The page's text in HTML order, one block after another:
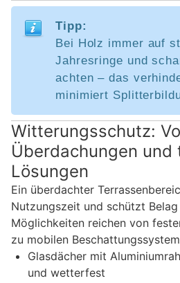
Tipp:
Bei Holz immer auf
Jahresringe und
achten – das
minimiert
Witterungsschutz:
Überdachungen und
Lösungen
Ein überdachter
Nutzungszeit und schützt
Möglichkeiten reichen von
zu mobilen
Glasdächer mit
und wetterfest